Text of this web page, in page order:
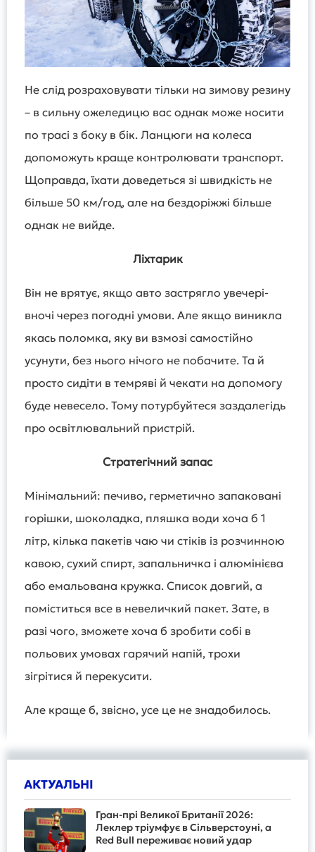
Не слід розраховувати тільки на зимову резину
– в сильну ожеледицю вас однак може носити
по трасі з боку в бік. Ланцюги на колеса
допоможуть краще контролювати транспорт.
Щоправда, їхати доведеться зі швидкість не
більше 50 км/год, але на бездоріжжі більше
однак не вийде.
Ліхтарик
Він не врятує, якщо авто застрягло увечері-
вночі через погодні умови. Але якщо виникла
якась поломка, яку ви взмозі самостійно
усунути, без нього нічого не побачите. Та й
просто сидіти в темряві й чекати на допомогу
буде невесело. Тому потурбуйтеся заздалегідь
про освітлювальний пристрій.
Стратегічний запас
Мінімальний: печиво, герметично запаковані
горішки, шоколадка, пляшка води хоча б 1
літр, кілька пакетів чаю чи стіків із розчинною
кавою, сухий спирт, запальничка і алюмінієва
або емальована кружка. Список довгий, а
поміститься все в невеличкий пакет. Зате, в
разі чого, зможете хоча б зробити собі в
польових умовах гарячий напій, трохи
зігрітися й перекусити.
Але краще б, звісно, усе це не знадобилось.
АКТУАЛЬНІ
Гран-прі Великої Британії 2026:
Леклер тріумфує в Сільверстоуні, а
Red Bull переживає новий удар